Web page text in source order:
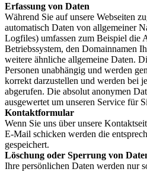
Erfassung von Daten
Während Sie auf unsere Webseiten
automatisch Daten von allgemeiner
Logfiles) umfassen zum Beispiel die
Betriebssystem, den Domainnamen
weitere ähnliche allgemeine Daten.
Personen unabhängig und werden
korrekt darzustellen und werden bei
abgerufen. Die absolut anonymen
ausgewertet um unseren Service für
Kontaktformular
Wenn Sie uns über unsere
E-Mail schicken werden die
gespeichert.
Löschung oder Sperrung von
Ihre persönlichen Daten werden nur